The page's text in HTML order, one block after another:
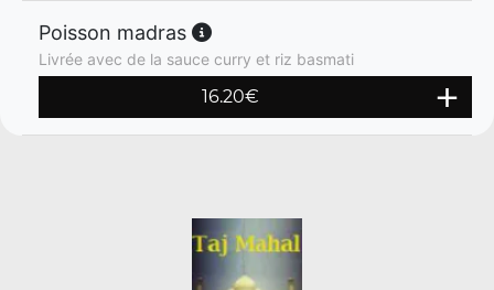
Poisson madras
Livrée avec de la sauce curry et riz basmati
16.20€